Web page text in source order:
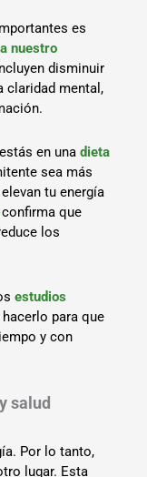
es
nuestro
disminuir
claridad mental,
en unadieta
sea más
tu energía
confirma que
los
estudios
para que
y con
salud
Por lo tanto,
lugar. Esta